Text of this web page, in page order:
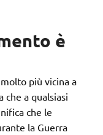
è
più vicina a
a qualsiasi
che le
la Guerra